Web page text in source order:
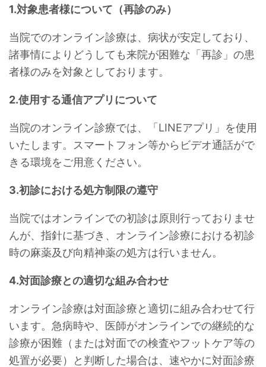
1.対象患者様について（再診のみ）
当院でのオンライン診療は、病状が安定しており、
諸事情によりどうしても来院が困難な「再診」の患
者様のみを対象としております。
2.使用する通信アプリについて
当院のオンライン診療では、「LINEアプリ」を使用
いたします。スマートフォン等からビデオ通話がで
きる環境をご用意ください。
3.初診における処方制限の遵守
当院ではオンラインでの初診は原則行っておりませ
んが、指針に基づき、オンライン診療における初診
時の麻薬及び向精神薬の処方は行いません。
4.対面診療との適切な組み合わせ
オンライン診療は対面診療と適切に組み合わせて行
います。急病時や、医師がオンラインでの継続的な
診療が困難（または対面での検査やフットケア等の
処置が必要）と判断した場合は、速やかに対面診療